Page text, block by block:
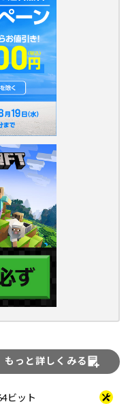
もっと詳しくみる
ビット